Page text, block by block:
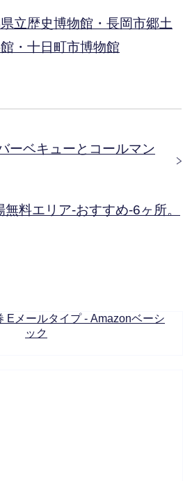
立歴史博物館・長岡市郷土
・十日町市博物館
ーベキューとコールマン
料エリア-おすすめ-6ヶ所。
Eメールタイプ - Amazonベーシ
ック